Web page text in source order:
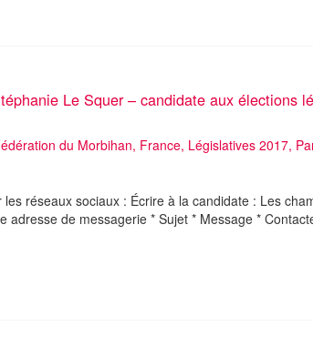
Le Squer – candidate aux élections
du Morbihan, France, Législatives 2017,
réseaux sociaux : Écrire à la candidate : Les
adresse de messagerie * Sujet * Message *